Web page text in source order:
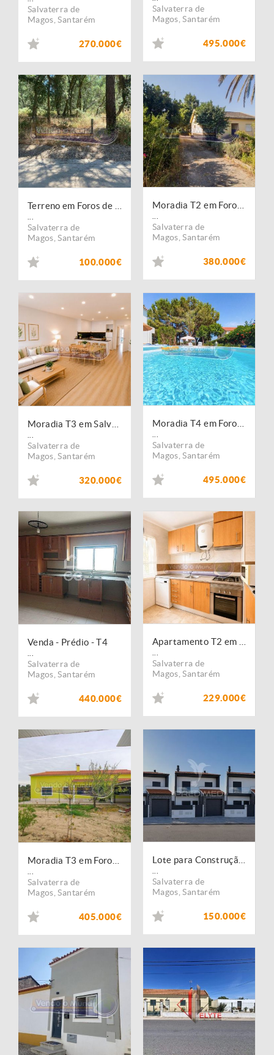
Salvaterra de
Magos ,Santarém
270.000€
Salvaterra de
Magos ,Santarém
495.000€
Salvaterra de
Magos ,Santarém
100.000€
Salvaterra de
Magos ,Santarém
380.000€
Salvaterra de
Magos ,Santarém
320.000€
Salvaterra de
Magos ,Santarém
495.000€
Venda - Prédio - T4
Salvaterra de
Magos ,Santarém
440.000€
Salvaterra de
Magos ,Santarém
229.000€
Salvaterra de
Magos ,Santarém
405.000€
Salvaterra de
Magos ,Santarém
150.000€